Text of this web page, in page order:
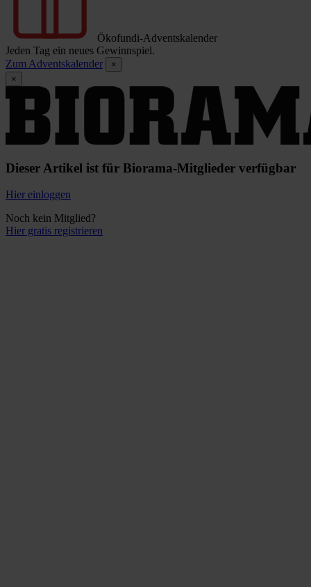
Ökofundi-Adventskalender
Jeden Tag ein neues Gewinnspiel.
Zum Adventskalender
×
×
Dieser Artikel ist für Biorama-Mitglieder verfügbar
Hier einloggen
Noch kein Mitglied?
Hier gratis registrieren